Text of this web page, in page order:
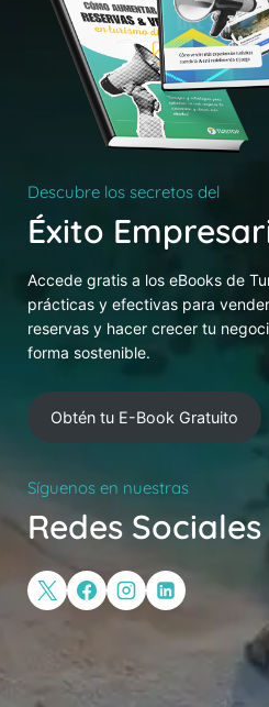
Descubre los secretos del
Éxito
Accede gratis a los eBooks de
prácticas y efectivas para
reservas y hacer crecer tu
forma sostenible.
Obtén tu E-Book Gratuito
Síguenos en nuestras
Redes Sociales